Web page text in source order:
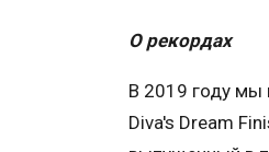
О рекордах
В 2019 году мы
Diva's Dream